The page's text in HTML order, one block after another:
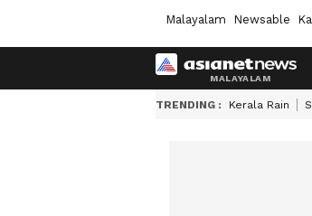
Malayalam Newsable
TRENDING : Kerala Rain